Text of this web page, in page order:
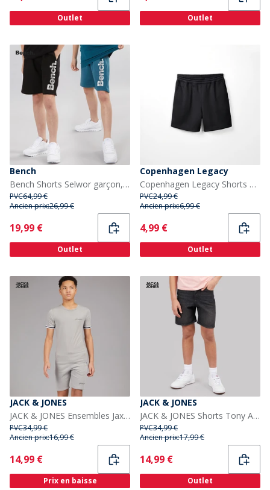
Outlet Outlet
Bench
Bench Shorts Selwor garçon, Pacquet Double, Bleu sarcelle/Noir
PVC64,99 €
Ancien prix:26,99 €
Current
19,99 €
Outlet
Copenhagen Legacy
Copenhagen Legacy Shorts de Survêtement Garçon Anthracite
PVC24,99 €
Ancien prix:6,99 €
Current
4,99 €
Outlet
JACK & JONES
JACK & JONES Ensembles Jaxon Garçon Gris
PVC34,99 €
Ancien prix:16,99 €
Current
14,99 €
Prix en baisse
JACK & JONES
JACK & JONES Shorts Tony AKM 310 Garçon Black Denim
PVC34,99 €
Ancien prix:17,99 €
Current
14,99 €
Outlet